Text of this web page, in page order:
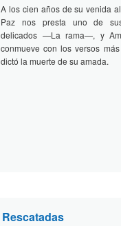
A los cien años de su venida
Paz nos presta uno de
delicados —La rama—, y
conmueve con los versos
dictó la muerte de su amada.
Rescatadas